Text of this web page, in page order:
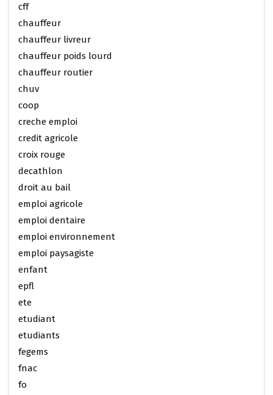
cff
chauffeur
chauffeur livreur
chauffeur poids lourd
chauffeur routier
chuv
coop
creche emploi
credit agricole
croix rouge
decathlon
droit au bail
emploi agricole
emploi dentaire
emploi environnement
emploi paysagiste
enfant
epfl
ete
etudiant
etudiants
fegems
fnac
fo